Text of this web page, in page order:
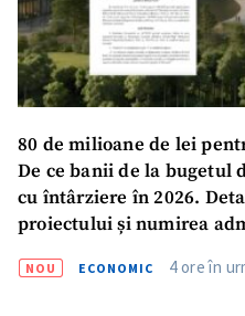
Trimite o informație
in English
80 de milioane de lei
De ce banii de la bugetul
cu întârziere în 2026.
proiectului și numirea
NOU ECONOMIC 4 ore în